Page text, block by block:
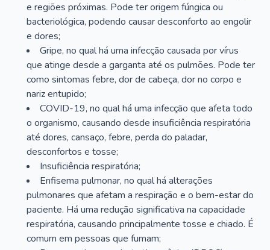
e regiões próximas. Pode ter origem fúngica ou
bacteriológica, podendo causar desconforto ao engolir
e dores;
Gripe, no qual há uma infecção causada por vírus
que atinge desde a garganta até os pulmões. Pode ter
como sintomas febre, dor de cabeça, dor no corpo e
nariz entupido;
COVID-19, no qual há uma infecção que afeta todo
o organismo, causando desde insuficiência respiratória
até dores, cansaço, febre, perda do paladar,
desconfortos e tosse;
Insuficiência respiratória;
Enfisema pulmonar, no qual há alterações
pulmonares que afetam a respiração e o bem-estar do
paciente. Há uma redução significativa na capacidade
respiratória, causando principalmente tosse e chiado. É
comum em pessoas que fumam;